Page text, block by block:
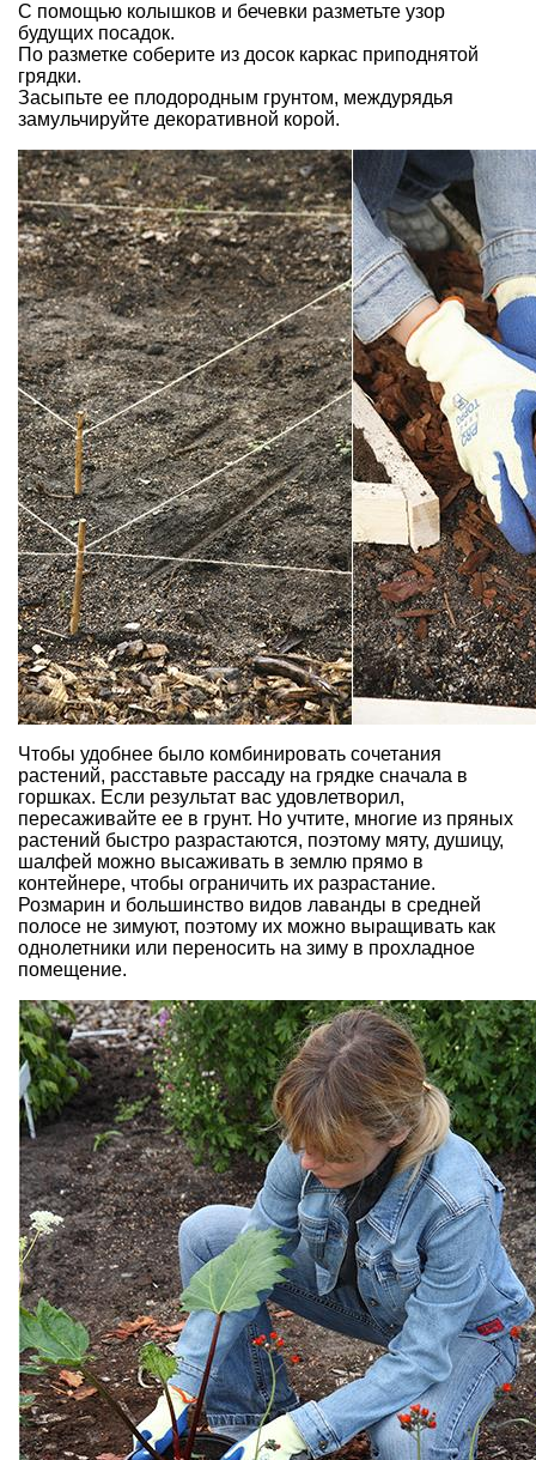
С помощью колышков и бечевки разметьте узор
будущих посадок.
По разметке соберите из досок каркас приподнятой
грядки.
Засыпьте ее плодородным грунтом, междурядья
замульчируйте декоративной корой.
Чтобы удобнее было комбинировать сочетания
растений, расставьте рассаду на грядке сначала в
горшках. Если результат вас удовлетворил,
пересаживайте ее в грунт. Но учтите, многие из пряных
растений быстро разрастаются, поэтому мяту, душицу,
шалфей можно высаживать в землю прямо в
контейнере, чтобы ограничить их разрастание.
Розмарин и большинство видов лаванды в средней
полосе не зимуют, поэтому их можно выращивать как
однолетники или переносить на зиму в прохладное
помещение.